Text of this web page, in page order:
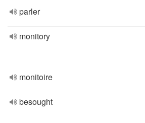
parler
monitory
monitoire
besought